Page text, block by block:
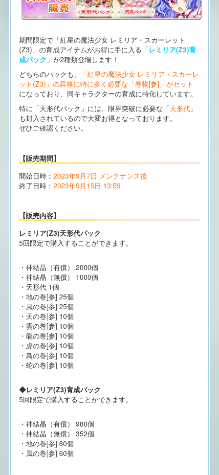
期間限定で「紅星の魔法少女 レミリア・スカーレット
(Z3)」の育成アイテムがお得に手に入る「レミリア(Z3)育
成パック 」が2種類登場します！
どちらのパックも、
「紅星の魔法少女 レミリア・スカーレ
ット(Z3)」の昇格に特に多く必要な「巻物[参]」がセット
になっており、同キャラクターの育成に特化しています。
特に「天形代パック」には、限界突破に必要な「天形代」
も封入されているので大変お得となっております。
ぜひご確認ください。
【販売期間】
開始日時： 2023年9月7日 メンテナンス後
終了日時： 2023年9月15日 13:59
【販売内容】
レミリア(Z3)天形代パック
5回限定で購入することができます。
・神結晶（有償） 2000個
・神結晶（無償） 1000個
・天形代 1個
・地の巻[参] 25個
・風の巻[参] 25個
・天の巻[参] 10個
・雲の巻[参] 10個
・龍の巻[参] 10個
・虎の巻[参] 10個
・鳥の巻[参] 10個
・蛇の巻[参] 10個
◆レミリア(Z3)育成パック
5回限定で購入することができます。
・神結晶（有償） 980個
・神結晶（無償） 352個
・地の巻[参] 60個
・風の巻[参] 60個